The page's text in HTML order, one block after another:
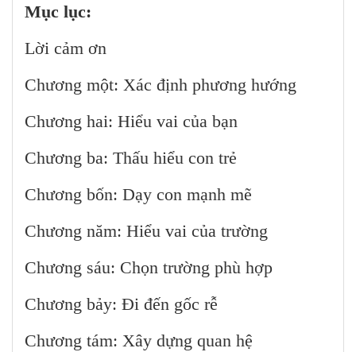
Mục lục:
Lời cảm ơn
Chương một: Xác định phương hướng
Chương hai: Hiểu vai của bạn
Chương ba: Thấu hiểu con trẻ
Chương bốn: Dạy con mạnh mẽ
Chương năm: Hiểu vai của trường
Chương sáu: Chọn trường phù hợp
Chương bảy: Đi đến gốc rễ
Chương tám: Xây dựng quan hệ